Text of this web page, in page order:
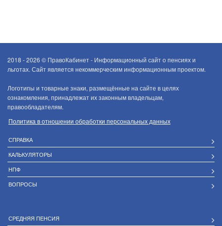
2018 - 2026 © ПравоКабинет - Информационный сайт о пенсиях и
льготах. Сайт является некоммерческим информационным проектом.
Логотипы и товарные знаки, размещённые на сайте в целях
ознакомления, принадлежат их законным владельцам,
правообладателям.
Политика в отношении обработки персональных данных
СПРАВКА
КАЛЬКУЛЯТОРЫ
НПФ
ВОПРОСЫ
СРЕДНЯЯ ПЕНСИЯ